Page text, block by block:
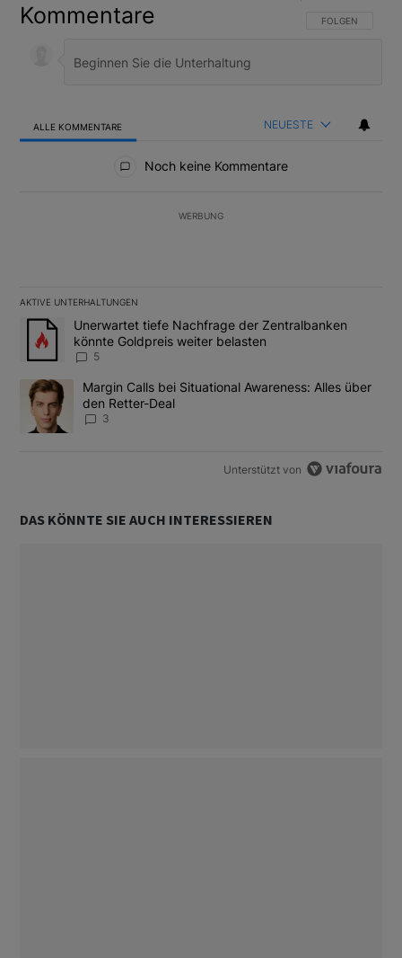
Kommentare FOLGE DIESER
FOLGEN
ALLE KOMMENTARE NEUESTE
Noch keine Kommentare
WERBUNG
AKTIVE UNTERHALTUNGEN
Das Folgende ist eine Liste der am meisten kommentierten
Ein Trendartikel mit dem Titel "Unerwartet tiefe Nachfrage der
Unerwartet tiefe Nachfrage der Zentralbanken
könnte Goldpreis weiter belasten
5
Ein Trendartikel mit dem Titel "Margin Calls bei Situational
Margin Calls bei Situational Awareness: Alles über
den Retter-Deal
3
Unterstützt von
DAS KÖNNTE SIE AUCH INTERESSIEREN